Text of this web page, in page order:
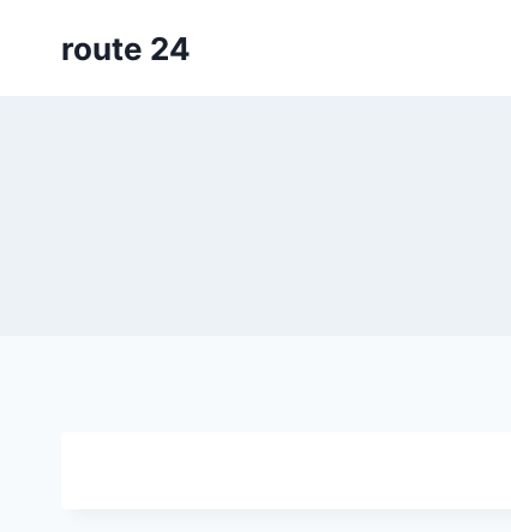
sisältöönroute 24